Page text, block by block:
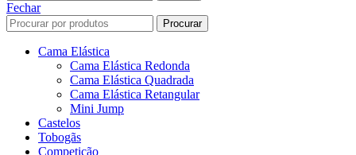
Fechar
Procurar
Cama Elástica
Cama Elástica Redonda
Cama Elástica Quadrada
Cama Elástica Retangular
Mini Jump
Castelos
Tobogãs
Competição